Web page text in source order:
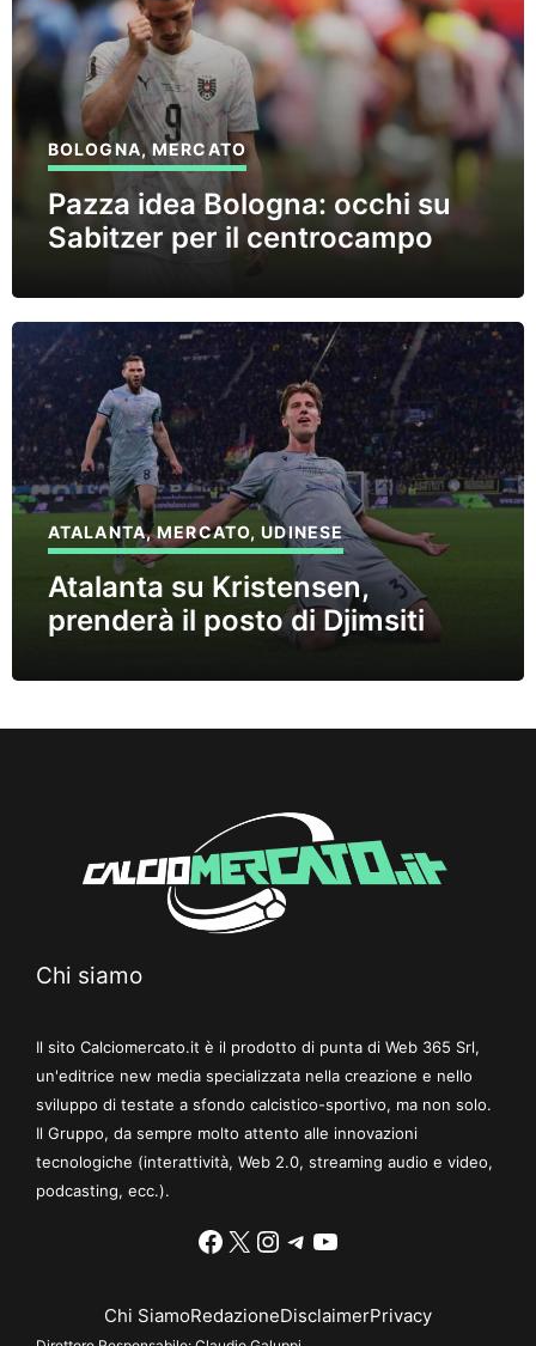
BOLOGNA,MERCATO
Pazza idea Bologna: occhi su
Sabitzer per il centrocampo
ATALANTA,MERCATO,UDINESE
Atalanta su Kristensen,
prenderà il posto di Djimsiti
Chi siamo
Il sito Calciomercato.it è il prodotto di punta di Web 365 Srl,
un'editrice new media specializzata nella creazione e nello
sviluppo di testate a sfondo calcistico-sportivo, ma non solo.
Il Gruppo, da sempre molto attento alle innovazioni
tecnologiche (interattività, Web 2.0, streaming audio e video,
podcasting, ecc.).
Facebook
X Instagram
Telegram
YouTube
Chi SiamoRedazioneDisclaimerPrivacy